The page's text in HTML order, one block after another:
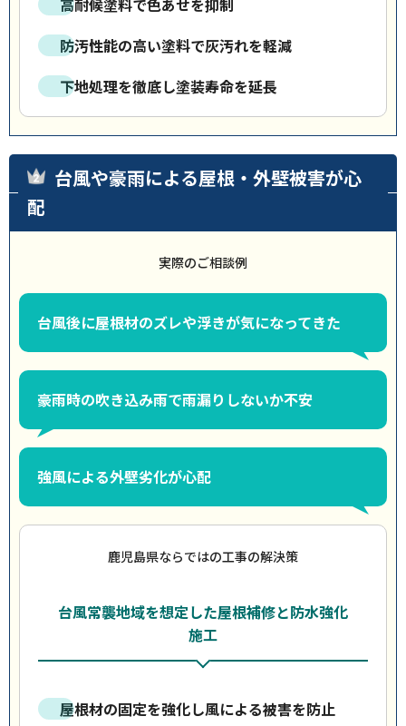
高耐候塗料で色あせを抑制
防汚性能の高い塗料で灰汚れを軽減
下地処理を徹底し塗装寿命を延長
台風や豪雨による屋根・外壁被害が心
配
実際のご相談例
台風後に屋根材のズレや浮きが気になってきた
豪雨時の吹き込み雨で雨漏りしないか不安
強風による外壁劣化が心配
鹿児島県ならではの工事の解決策
台風常襲地域を想定した屋根補修と防水強化
施工
屋根材の固定を強化し風による被害を防止